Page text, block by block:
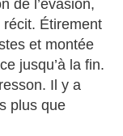
de l’évasion,
Étirement
et montée
jusqu’à la fin.
Il y a
plus que